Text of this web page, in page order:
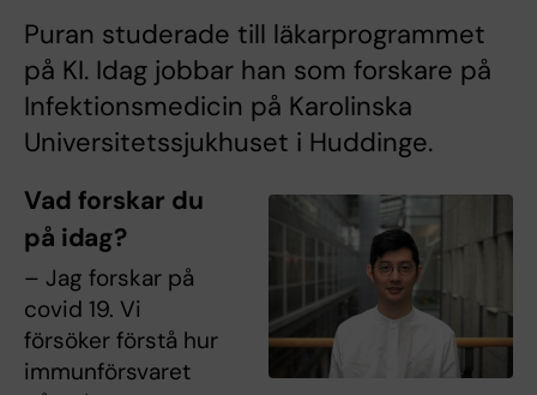
Puran studerade till läkarprogrammet
på KI. Idag jobbar han som forskare på
Infektionsmedicin på Karolinska
Universitetssjukhuset i Huddinge.
Vad forskar du
på idag?
– Jag forskar på
covid 19. Vi
försöker förstå hur
immunförsvaret